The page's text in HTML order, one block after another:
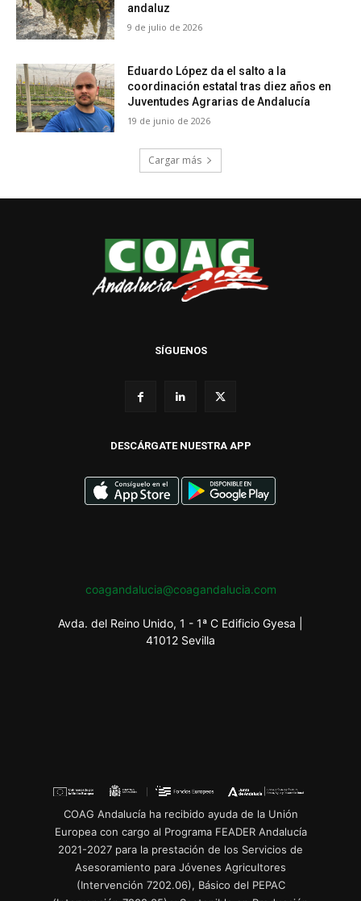
SÍGUENOS
DESCÁRGATE NUESTRA APP
coagandalucia@coagandalucia.com
Avda. del Reino Unido, 1 - 1ª C Edificio Gyesa |
41012 Sevilla
COAG Andalucía ha recibido ayuda de la Unión
Europea con cargo al Programa FEADER Andalucía
2021-2027 para la prestación de los Servicios de
Asesoramiento para Jóvenes Agricultores
(Intervención 7202.06), Básico del PEPAC